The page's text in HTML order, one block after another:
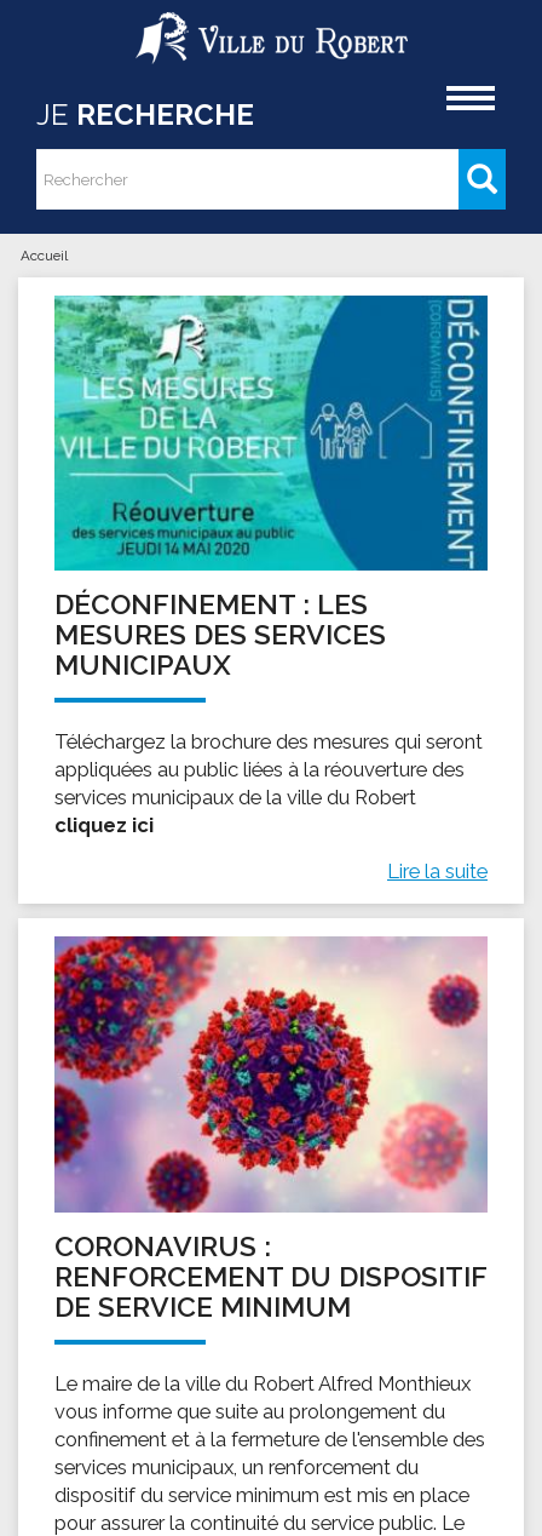
Aller au contenu principal
JE RECHERCHE
Formulaire de recherche
Rechercher
Vous êtes ici
Accueil
DÉCONFINEMENT : LES
MESURES DES SERVICES
MUNICIPAUX
Téléchargez la brochure des mesures qui seront
appliquées au public liées à la réouverture des
services municipaux de la ville du Robert
cliquez ici
Lire la suite
CORONAVIRUS :
RENFORCEMENT DU DISPOSITIF
DE SERVICE MINIMUM
Le maire de la ville du Robert Alfred Monthieux
vous informe que suite au prolongement du
confinement et à la fermeture de l'ensemble des
services municipaux, un renforcement du
dispositif du service minimum est mis en place
pour assurer la continuité du service public. Le